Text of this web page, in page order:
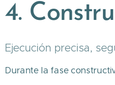
4.
Ejecución precisa,
Durante la fase